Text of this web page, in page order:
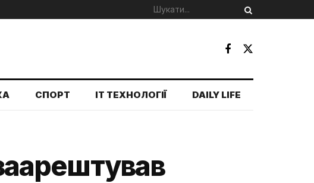
СПОРТ IT ТЕХНОЛОГІЇ DAILY LIFE